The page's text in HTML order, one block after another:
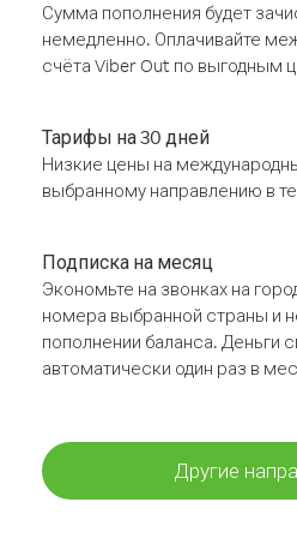
Сумма пополнения будет
немедленно. Оплачивайте
счёта Viber Out по выгодным
Тарифы на 30 дней
Низкие цены на
выбранному направлению в
Подписка на месяц
Экономьте на звонках на
номера выбранной страны и
пополнении баланса. Деньги
автоматически один раз в
Другие